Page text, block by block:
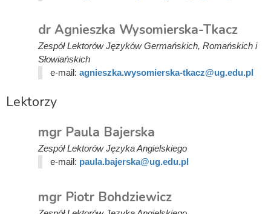
dr Agnieszka Wysomierska-Tkacz
Zespół Lektorów Języków Germańskich, Romańskich i
Słowiańskich
e-mail: agnieszka.wysomierska-tkacz@ug.edu.pl
Lektorzy
mgr Paula Bajerska
Zespół Lektorów Języka Angielskiego
e-mail: paula.bajerska@ug.edu.pl
mgr Piotr Bohdziewicz